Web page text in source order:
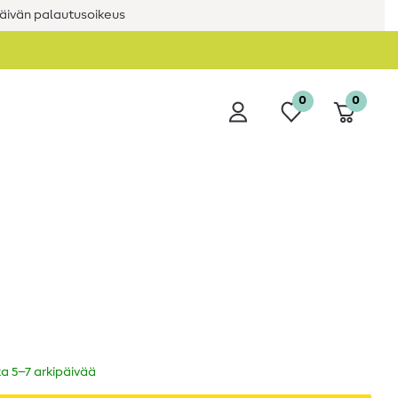
palautusoikeus
0 0
5–7 arkipäivää